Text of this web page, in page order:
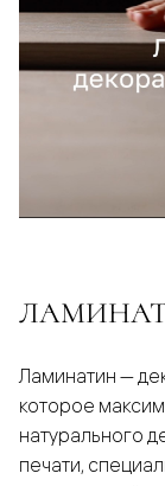
Ламинатин —
которое
натурального
печати,